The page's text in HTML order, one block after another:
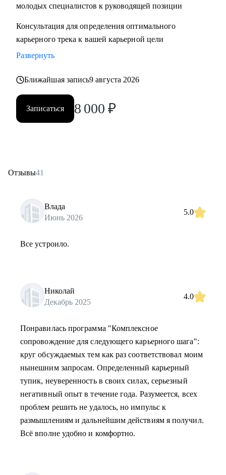
молодых специалистов к руководящей позиции
Консультация для определения оптимального
карьерного трека к вашей карьерной цели
Развернуть
Ближайшая запись9 августа 2026
Записаться 8 000 ₽
Отзывы41
Влада
Июнь 2026
5.0
Все устроило.
Николай
Декабрь 2025
4.0
Понравилась программа "Комплексное
сопровождение для следующего карьерного шага":
круг обсуждаемых тем как раз соответствовал моим
нынешним запросам. Определенный карьерный
тупик, неуверенность в своих силах, серьезный
негативный опыт в течение года. Разумеется, всех
проблем решить не удалось, но импульс к
размышлениям и дальнейшим действиям я получил.
Всё вполне удобно и комфортно.